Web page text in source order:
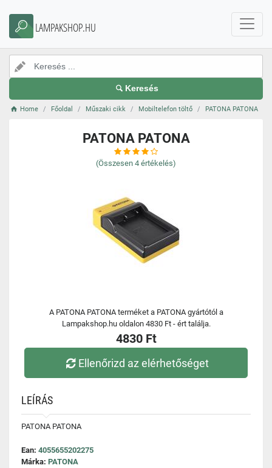
LAMPAKSHOP.HU
Keresés
Home Főoldal Műszaki cikk Mobiltelefon töltő PATONA PATONA
PATONA PATONA
(Összesen 4 értékelés)
A PATONA PATONA terméket a PATONA gyártótól a
Lampakshop.hu oldalon 4830 Ft - ért találja.
4830 Ft
Ellenőrizd az elérhetőséget
LEÍRÁS
PATONA PATONA
Ean: 4055655202275
Márka: PATONA